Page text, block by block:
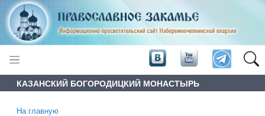
КАЗАНСКИЙ БОГОРОДИЦКИЙ МОНАСТЫРЬ
На главную